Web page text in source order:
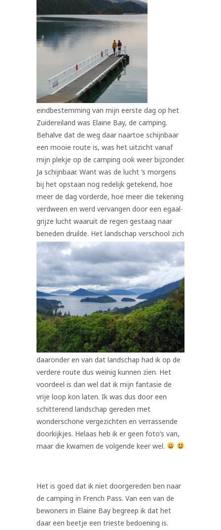
eindbestemming van mijn eerste dag op het
Zuidereiland was Elaine Bay, de camping.
Behalve dat de weg daar naartoe schijnbaar
een mooie route is, was het uitzicht vanaf
mijn plekje op de camping ook weer bijzonder.
Ja schijnbaar. Want was de lucht ’s morgens
bij het opstaan nog redelijk getekend, hoe
meer de dag vorderde, hoe meer die tekening
verdween en werd vervangen door een egaal-
grijze lucht waaruit de regen gestaag naar
beneden druilde. Het landschap verschool zich
daaronder en van dat landschap had ik op de
verdere route dus weinig kunnen zien. Het
voordeel is dan wel dat ik mijn fantasie de
vrije loop kon laten. Ik was dus door een
schitterend landschap gereden met
wonderschone vergezichten en verrassende
doorkijkjes. Helaas heb ik er geen foto’s van,
maar die kwamen de volgende keer wel.
Het is goed dat ik niet doorgereden ben naar
de camping in French Pass. Van een van de
bewoners in Elaine Bay begreep ik dat het
daar een beetje een trieste bedoening is.